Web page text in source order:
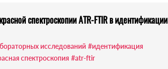
спектроскопии ATR-FTIR в идентификации
исследований #идентификация
спектроскопия #atr-ftir